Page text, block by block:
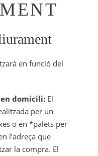
en funció del
domicili: El
per un
o en *palets per
l’adreça que
la compra. El